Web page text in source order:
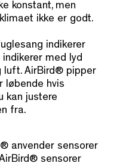
konstant, men
ikke er godt.
indikerer
med lyd
luft. AirBird® pipper
løbende hvis
kan justere
fra.
anvender sensorer
sensorer